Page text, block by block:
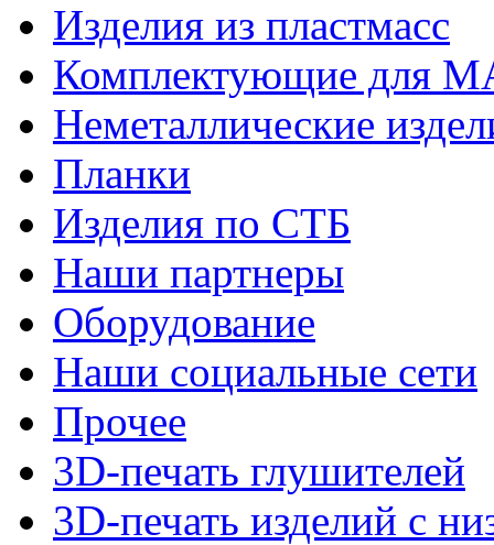
Изделия из пластмасс
Комплектующие для
Неметаллические
Планки
Изделия по СТБ
Наши партнеры
Оборудование
Наши социальные сети
Прочее
3D-печать глушителей
3D-печать изделий с